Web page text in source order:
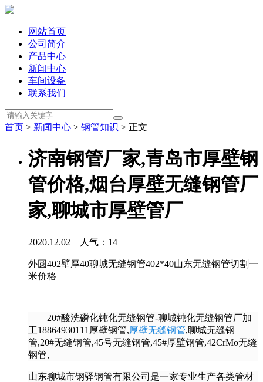
网站首页
公司简介
产品中心
新闻中心
车间设备
联系我们
首页 > 新闻中心 > 钢管知识 > 正文
济南钢管厂家,青岛市厚壁钢
管价格,烟台厚壁无缝钢管厂
家,聊城市厚壁管厂
2020.12.02 人气： 14
外圆402壁厚40聊城无缝钢管402*40山东无缝钢管切割一
米价格
20#酸洗磷化钝化无缝钢管-聊城钝化无缝钢管厂加
工18864930111厚壁钢管,厚壁无缝钢管,聊城无缝钢
管,20#无缝钢管,45号无缝钢管,45#厚壁钢管,42CrMo无缝
钢管,
山东聊城市钢驿钢管有限公司是一家专业生产各类管材